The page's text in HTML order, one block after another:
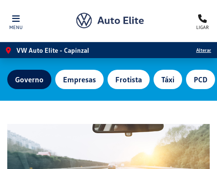
MENU LIGAR
VW Auto Elite - Capinzal Alterar
Empresas Frotista Táxi PCD
Governo